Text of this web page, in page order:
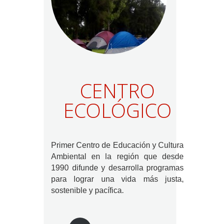
CENTRO
ECOLÓGICO
Primer Centro de Educación y Cultura
Ambiental en la región que desde
1990 difunde y desarrolla programas
para lograr una vida más justa,
sostenible y pacífica.